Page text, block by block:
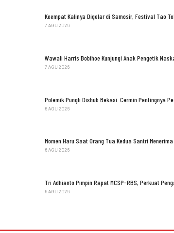
Keempat Kalinya Digelar di Samosir, Festival Tao
7 AGU 2026
Wawali Harris Bobihoe Kunjungi Anak Pengetik
7 AGU 2026
Polemik Pungli Dishub Bekasi. Cermin Pentingnya
6 AGU 2026
Momen Haru Saat Orang Tua Kedua Santri Menerima
6 AGU 2026
Tri Adhianto Pimpin Rapat MCSP-RBS, Perkuat
6 AGU 2026